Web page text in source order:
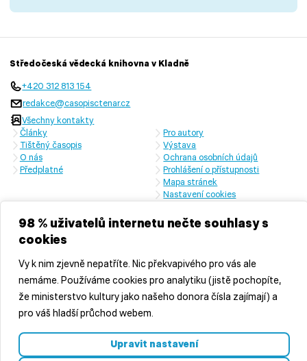
98 % uživatelů internetu nečte souhlasy s
cookies
Vy k nim zjevně nepatříte. Nic překvapivého pro vás ale
nemáme. Používáme cookies pro analytiku (jistě pochopíte,
že ministerstvo kultury jako našeho donora čísla zajímají) a
pro váš hladší průchod webem.
Upravit nastavení
Středočeská vědecká knihovna v Kladně
+420 312 813 154
redakce@casopisctenar.cz
Všechny kontakty
Články
Tištěný časopis
O nás
Předplatné
Pro autory
Výstava
Ochrana osobních údajů
Prohlášení o přístupnosti
Mapa stránek
Nastavení cookies
České republiky a Středočeského kraje
© 2026 Středočeská vědecká knihovna v Kladně, příspěvková
organizace